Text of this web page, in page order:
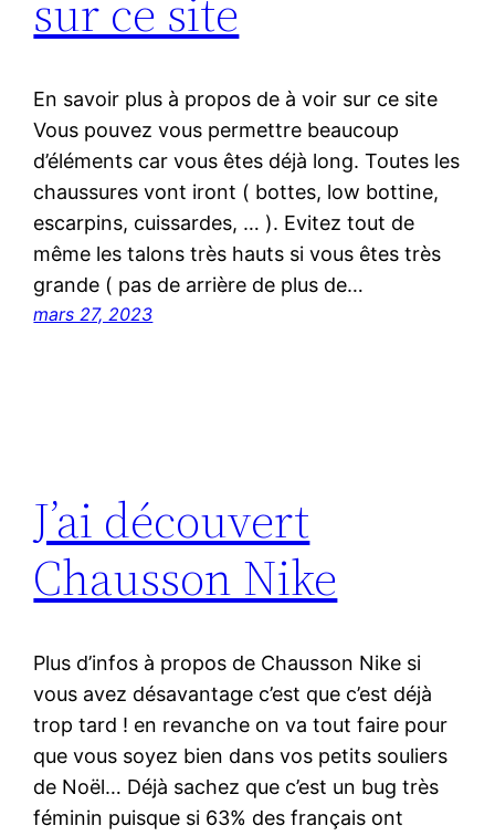
sur ce site
En savoir plus à propos de à voir sur ce site
Vous pouvez vous permettre beaucoup
d’éléments car vous êtes déjà long. Toutes les
chaussures vont iront ( bottes, low bottine,
escarpins, cuissardes, … ). Evitez tout de
même les talons très hauts si vous êtes très
grande ( pas de arrière de plus de…
mars 27, 2023
J’ai découvert
Chausson Nike
Plus d’infos à propos de Chausson Nike si
vous avez désavantage c’est que c’est déjà
trop tard ! en revanche on va tout faire pour
que vous soyez bien dans vos petits souliers
de Noël… Déjà sachez que c’est un bug très
féminin puisque si 63% des français ont